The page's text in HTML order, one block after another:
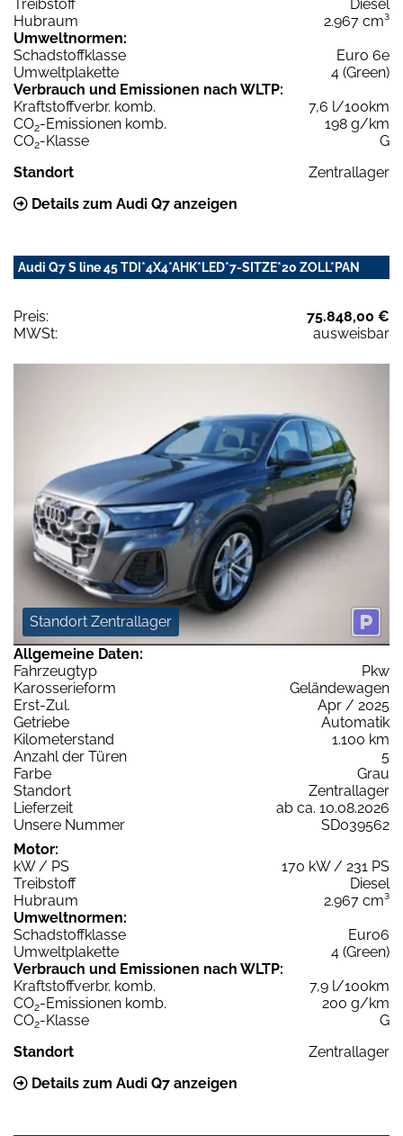
Treibstoff
Diesel
Hubraum
2.967 cm³
Umweltnormen:
Schadstoffklasse
Euro 6e
Umweltplakette
4 (Green)
Verbrauch und Emissionen nach WLTP:
Kraftstoffverbr. komb.
7,6 l/100km
CO2-Emissionen komb.
198 g/km
CO2-Klasse
G
Standort
Zentrallager
Details zum Audi Q7 anzeigen
Audi Q7 S line 45 TDI*4X4*AHK*LED*7-SITZE*20 ZOLL*PAN
Preis:
75.848,00 €
MWSt:
ausweisbar
Standort Zentrallager
Allgemeine Daten:
Fahrzeugtyp
Pkw
Karosserieform
Geländewagen
Erst-Zul.
Apr / 2025
Getriebe
Automatik
Kilometerstand
1.100 km
Anzahl der Türen
5
Farbe
Grau
Standort
Zentrallager
Lieferzeit
ab ca. 10.08.2026
Unsere Nummer
SD039562
Motor:
kW / PS
170 kW / 231 PS
Treibstoff
Diesel
Hubraum
2.967 cm³
Umweltnormen:
Schadstoffklasse
Euro6
Umweltplakette
4 (Green)
Verbrauch und Emissionen nach WLTP:
Kraftstoffverbr. komb.
7,9 l/100km
CO2-Emissionen komb.
200 g/km
CO2-Klasse
G
Standort
Zentrallager
Details zum Audi Q7 anzeigen